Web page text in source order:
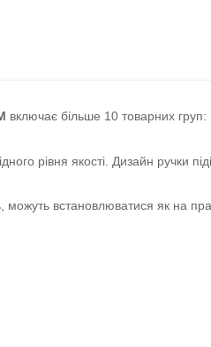
включає більше 10 товарних груп:
рівня якості. Дизайн ручки
можуть встановлюватися як на